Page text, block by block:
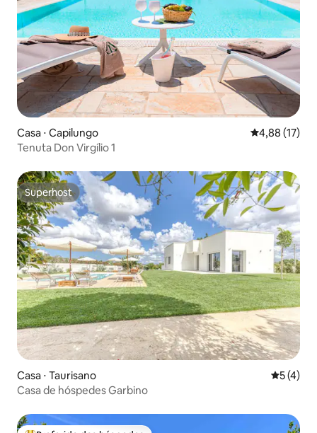
Casa ⋅ Capilungo 4,88 de uma
4,88 (17)
Tenuta Don Virgílio 1
Superhost
Superhost
Casa ⋅ Taurisano 5 de
5 (4)
Casa de hóspedes Garbino